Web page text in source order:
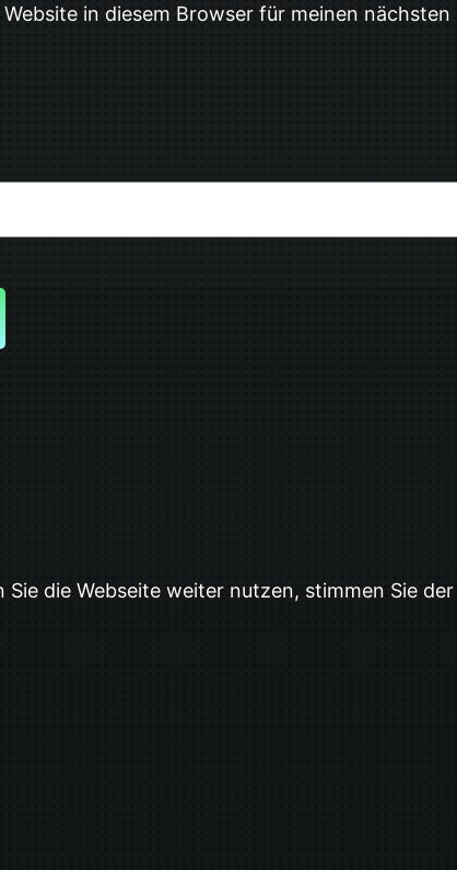
in diesem Browser für meinen nächsten
die Webseite weiter nutzen, stimmen Sie